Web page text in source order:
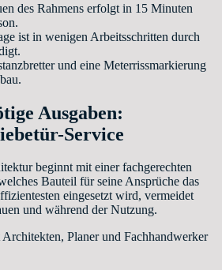
des Rahmens erfolgt in 15 Minuten
ist in wenigen Arbeitsschritten durch
und eine Meterrissmarkierung
Ausgaben:
Service
beginnt mit einer fachgerechten
Bauteil für seine Ansprüche das
eingesetzt wird, vermeidet
und während der Nutzung.
Planer und Fachhandwerker